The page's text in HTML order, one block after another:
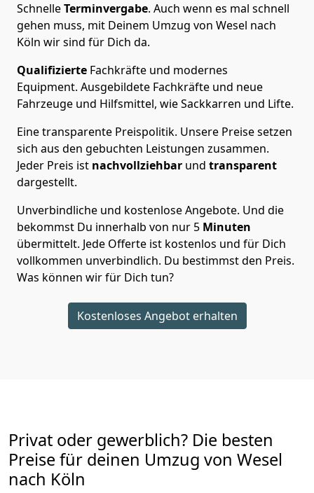
SchnelleTerminvergabe. Auch wenn es mal schnell
gehen muss, mit Deinem Umzug von Wesel nach
Köln wir sind für Dich da.
Qualifizierte Fachkräfte und modernes
Equipment. Ausgebildete Fachkräfte und neue
Fahrzeuge und Hilfsmittel, wie Sackkarren und Lifte.
Eine transparente Preispolitik. Unsere Preise setzen
sich aus den gebuchten Leistungen zusammen.
Jeder Preis ist nachvollziehbar und transparent
dargestellt.
Unverbindliche und kostenlose Angebote. Und die
bekommst Du innerhalb von nur 5 Minuten
übermittelt. Jede Offerte ist kostenlos und für Dich
vollkommen unverbindlich. Du bestimmst den Preis.
Was können wir für Dich tun?
Kostenloses Angebot erhalten
Privat oder gewerblich? Die besten
Preise für deinen Umzug von Wesel
nach Köln